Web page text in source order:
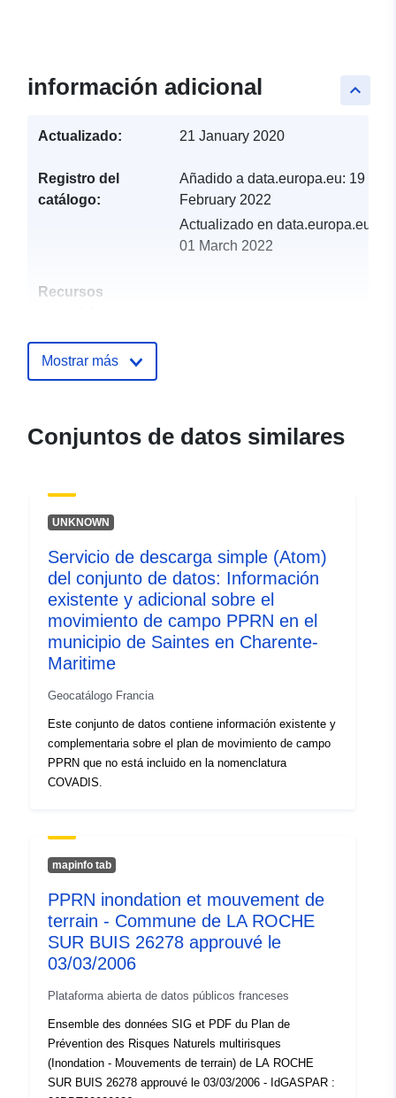
keyboard_arrow_up
información adicional
Actualizado: 21 January 2020
Registro del
catálogo:
Añadido a data.europa.eu: 19
February 2022
Actualizado en data.europa.eu:
01 March 2022
Recursos
Identificadores:
b2e6-4abd-82b5-
48c2-8cff-6cba37f60f18
Tipo:
Recurso:
http://inspire.ec.europa.eu/
codelist/ResourceType/services
Mostrar más
Conjuntos de datos similares
UNKNOWN
Servicio de descarga simple (Atom)
del conjunto de datos: Información
existente y adicional sobre el
movimiento de campo PPRN en el
municipio de Saintes en Charente-
Maritime
Geocatálogo Francia
Este conjunto de datos contiene información existente y
complementaria sobre el plan de movimiento de campo
PPRN que no está incluido en la nomenclatura
COVADIS.
mapinfo tab
PPRN inondation et mouvement de
terrain - Commune de LA ROCHE
SUR BUIS 26278 approuvé le
03/03/2006
Plataforma abierta de datos públicos franceses
Ensemble des données SIG et PDF du Plan de
Prévention des Risques Naturels multirisques
(Inondation - Mouvements de terrain) de LA ROCHE
SUR BUIS 26278 approuvé le 03/03/2006 - IdGASPAR :